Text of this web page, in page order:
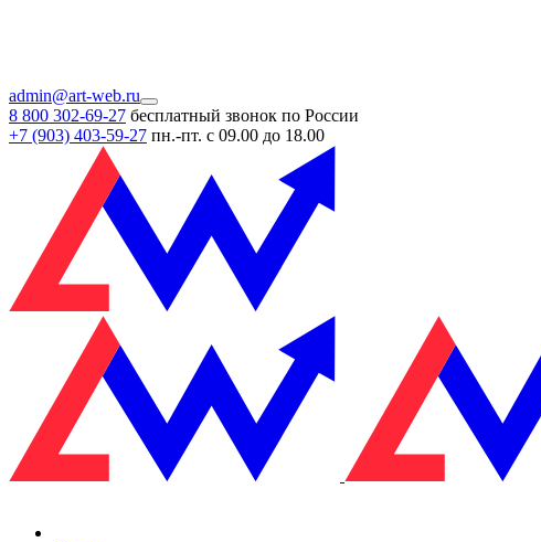
admin@art-web.ru
8 800 302-69-27 бесплатный звонок по России
+7 (903) 403-59-27 пн.-пт. с 09.00 до 18.00